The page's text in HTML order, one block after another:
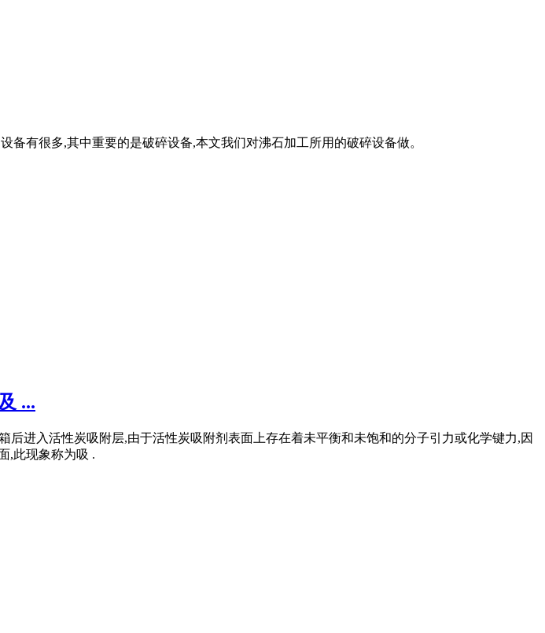
有很多,其中重要的是破碎设备,本文我们对沸石加工所用的破碎设备做。
...
进入活性炭吸附层,由于活性炭吸附剂表面上存在着未平衡和未饱和的分子引力或化学键力,因
,此现象称为吸 .